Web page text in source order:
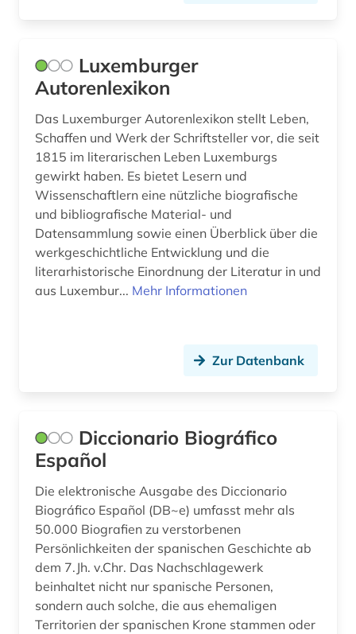
Luxemburger
Autorenlexikon
Das Luxemburger Autorenlexikon stellt Leben,
Schaffen und Werk der Schriftsteller vor, die seit
1815 im literarischen Leben Luxemburgs
gewirkt haben. Es bietet Lesern und
Wissenschaftlern eine nützliche biografische
und bibliografische Material- und
Datensammlung sowie einen Überblick über die
werkgeschichtliche Entwicklung und die
literarhistorische Einordnung der Literatur in und
aus Luxembur... Mehr Informationen
Zur Datenbank
Diccionario Biográfico
Español
Die elektronische Ausgabe des Diccionario
Biográfico Español (DB~e) umfasst mehr als
50.000 Biografien zu verstorbenen
Persönlichkeiten der spanischen Geschichte ab
dem 7.Jh. v.Chr. Das Nachschlagewerk
beinhaltet nicht nur spanische Personen,
sondern auch solche, die aus ehemaligen
Territorien der spanischen Krone stammen oder